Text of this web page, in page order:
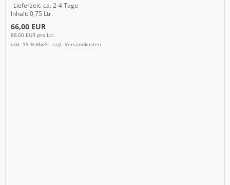
Lieferzeit:ca. 2-4 Tage
Inhalt: 0,75 Ltr.
66,00 EUR
88,00 EUR pro Ltr.
inkl. 19 % MwSt. zzgl. Versandkosten